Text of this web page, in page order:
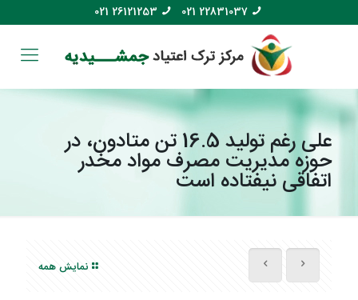
021 22831037
021 26121253
علی‌ رغم تولید 16.5 تن متادون، در
حوزه مدیریت مصرف مواد مخدر
اتفاقی نیفتاده است
نمایش همه